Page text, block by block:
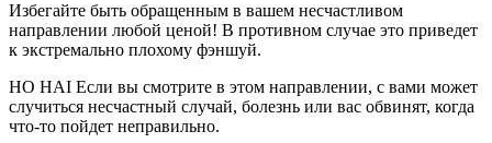
Избегайте быть обращенным в вашем несчастливом
направлении любой ценой! В противном случае это приведет
к экстремально плохому фэншуй.
HO HAI Если вы смотрите в этом направлении, с вами может
случиться несчастный случай, болезнь или вас обвинят, когда
что-то пойдет неправильно.